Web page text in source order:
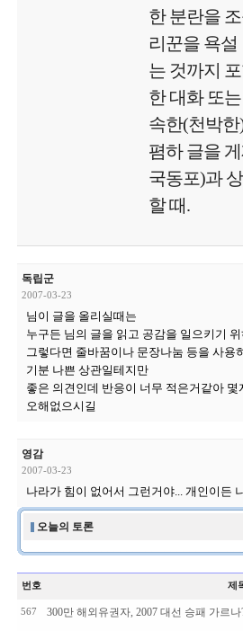
한 분란을
리꾼을 욕
는 것까지
한 대화 또
속한(천박
폄하 글을
국동포)과
할 때.
독립군
2007-03-23
님이 글을 올리실때는
누구든 님의 글을 읽고 공감을 일으키기
그렇다면 줄바꿈이나 문장나눔 등을 사용
기분 나쁜 상관일테지만
좋은 의견인데 반응이 너무 적은거같아 몇
오해없으시길
영감
2007-03-23
나라가 힘이 없어서 그런거야... 개인이든
오늘의 토론
번호 제
567 300만 해외유권자, 2007 대선 승패 가르나